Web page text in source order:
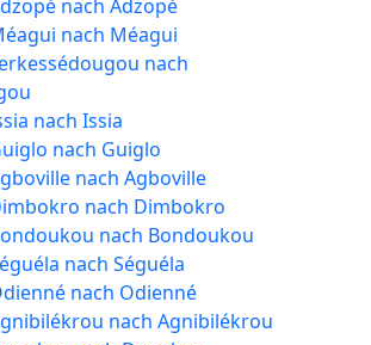
nach Adzopé
nach Méagui
nach
nach Issia
nach Guiglo
nach Agboville
nach Dimbokro
nach Bondoukou
nach Séguéla
nach Odienné
nach Agnibilékrou